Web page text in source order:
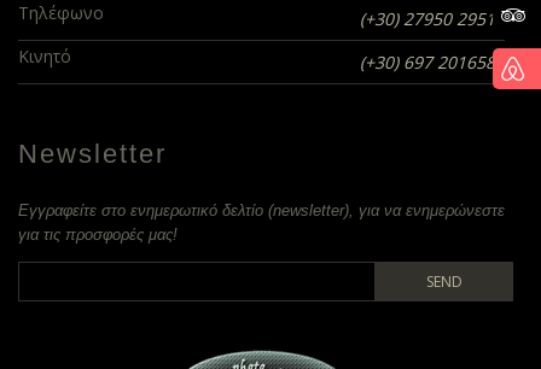
Τηλέφωνο
(+30) 27950 29510
Κινητό
(+30) 697 2016580
Newsletter
Εγγραφείτε στο ενημερωτικό δελτίο (newsletter), για να ενημερώνεστε
για τις προσφορές μας!
SEND